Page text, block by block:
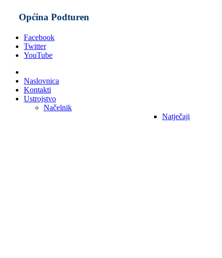
Općina Podturen
Facebook
Twitter
YouTube
Naslovnica
Kontakti
Ustrojstvo
Načelnik
Natječaji